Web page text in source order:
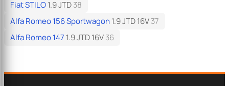
Fiat STILO1.9 JTD38
Alfa Romeo 156 Sportwagon1.9 JTD 16V37
Alfa Romeo 147 1.9 JTD 16V36